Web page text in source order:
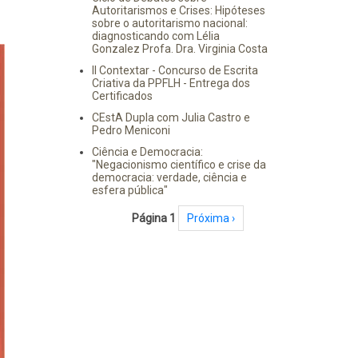
Autoritarismos e Crises: Hipóteses
sobre o autoritarismo nacional:
diagnosticando com Lélia
Gonzalez Profa. Dra. Virginia Costa
II Contextar - Concurso de Escrita
Criativa da PPFLH - Entrega dos
Certificados
CEstA Dupla com Julia Castro e
Pedro Meniconi
Ciência e Democracia:
"Negacionismo científico e crise da
democracia: verdade, ciência e
esfera pública"
PaginaçãoPágina 1 Próxima página
Próxima ›